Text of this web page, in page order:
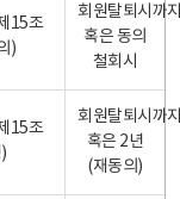
15조
)
회원탈퇴시까
혹은 동의
철회시
15조
회원탈퇴시까
혹은 2년
(재동의)